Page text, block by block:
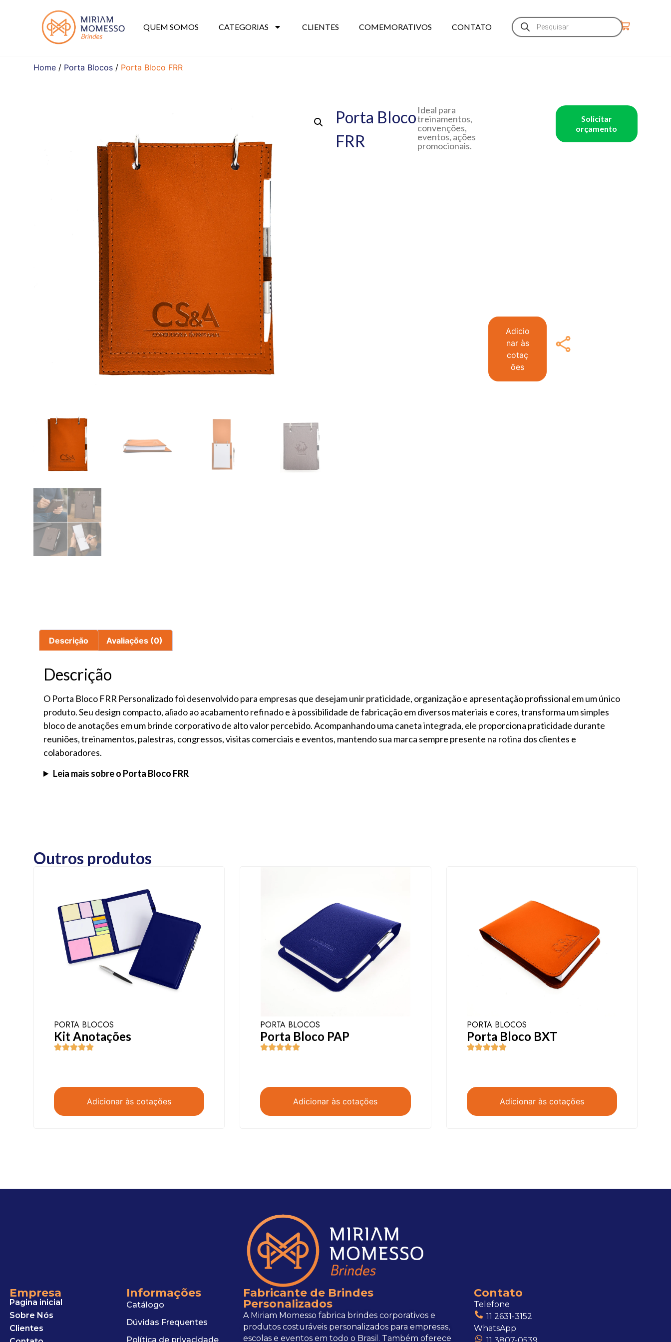
QUEM SOMOS CATEGORIAS CLIENTES COMEMORATIVOS CONTATO
Home / Porta Blocos / Porta Bloco FRR
Porta Bloco
FRR
Ideal para
treinamentos,
convenções,
eventos, ações
promocionais.
Adicio
nar às
cotaç
ões
Solicitar
orçamento
Descrição Avaliações (0)
Descrição
O Porta Bloco FRR Personalizado foi desenvolvido para empresas que desejam unir praticidade, organização e apresentação profissional em um único
produto. Seu design compacto, aliado ao acabamento refinado e à possibilidade de fabricação em diversos materiais e cores, transforma um simples
bloco de anotações em um brinde corporativo de alto valor percebido. Acompanhando uma caneta integrada, ele proporciona praticidade durante
reuniões, treinamentos, palestras, congressos, visitas comerciais e eventos, mantendo sua marca sempre presente na rotina dos clientes e
colaboradores.
Leia mais sobre o Porta Bloco FRR
Outros produtos
PORTA BLOCOS
Kit Anotações
Adicionar às cotações
PORTA BLOCOS
Porta Bloco PAP
Adicionar às cotações
PORTA BLOCOS
Porta Bloco BXT
Adicionar às cotações
Empresa
Pagina inicial
Sobre Nós
Clientes
Informações
Catálogo
Dúvidas Frequentes
Política de privacidade
Fabricante de Brindes
Personalizados
A Miriam Momesso fabrica brindes corporativos e
produtos costuráveis personalizados para empresas,
escolas e eventos em todo o Brasil. Também oferece
Contato
Telefone
11 2631-3152
WhatsApp